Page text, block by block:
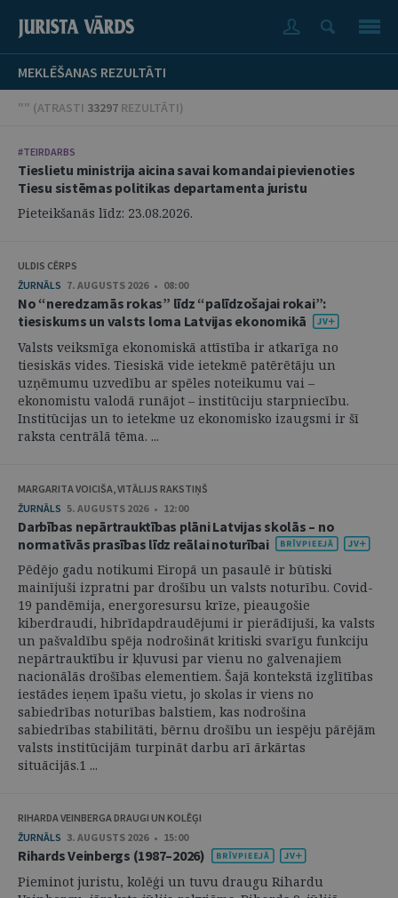
MEKLĒŠANAS REZULTĀTI
"" (ATRASTI 33297 REZULTĀTI)
#TEIRDARBS
Tieslietu ministrija aicina savai komandai pievienoties
Tiesu sistēmas politikas departamenta juristu
Pieteikšanās līdz: 23.08.2026.
ULDIS CĒRPS
ŽURNĀLS 7. AUGUSTS 2026 • 08:00
No “neredzamās rokas” līdz “palīdzošajai rokai”:
tiesiskums un valsts loma Latvijas ekonomikā
Valsts veiksmīga ekonomiskā attīstība ir atkarīga no
tiesiskās vides. Tiesiskā vide ietekmē patērētāju un
uzņēmumu uzvedību ar spēles noteikumu vai –
ekonomistu valodā runājot – institūciju starpniecību.
Institūcijas un to ietekme uz ekonomisko izaugsmi ir šī
raksta centrālā tēma. ...
MARGARITA VOICIŠA, VITĀLIJS RAKSTIŅŠ
ŽURNĀLS 5. AUGUSTS 2026 • 12:00
Darbības nepārtrauktības plāni Latvijas skolās – no
normatīvās prasības līdz reālai noturībai
Pēdējo gadu notikumi Eiropā un pasaulē ir būtiski
mainījuši izpratni par drošību un valsts noturību. Covid-
19 pandēmija, energoresursu krīze, pieaugošie
kiberdraudi, hibrīdapdraudējumi ir pierādījuši, ka valsts
un pašvaldību spēja nodrošināt kritiski svarīgu funkciju
nepārtrauktību ir kļuvusi par vienu no galvenajiem
nacionālās drošības elementiem. Šajā kontekstā izglītības
iestādes ieņem īpašu vietu, jo skolas ir viens no
sabiedrības noturības balstiem, kas nodrošina
sabiedrības stabilitāti, bērnu drošību un iespēju pārējām
valsts institūcijām turpināt darbu arī ārkārtas
situācijās.1 ...
RIHARDA VEINBERGA DRAUGI UN KOLĒĢI
ŽURNĀLS 3. AUGUSTS 2026 • 15:00
Rihards Veinbergs (1987–2026)
Pieminot juristu, kolēģi un tuvu draugu Rihardu